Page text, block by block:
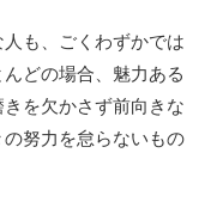
も、ごくわずかでは
どの場合、魅力ある
を欠かさず前向きな
努力を怠らないもの